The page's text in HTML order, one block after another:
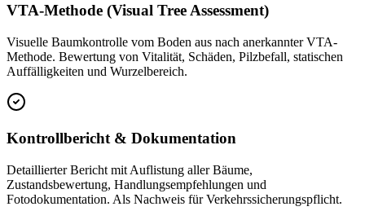
VTA-Methode (Visual Tree Assessment)
Visuelle Baumkontrolle vom Boden aus nach anerkannter VTA-
Methode. Bewertung von Vitalität, Schäden, Pilzbefall, statischen
Auffälligkeiten und Wurzelbereich.
Kontrollbericht & Dokumentation
Detaillierter Bericht mit Auflistung aller Bäume,
Zustandsbewertung, Handlungsempfehlungen und
Fotodokumentation. Als Nachweis für Verkehrssicherungspflicht.